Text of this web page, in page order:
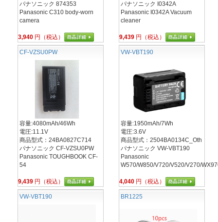
パナソニック 874353
Panasonic C310 body-worn
camera
3,940 円（税込）
パナソニック I0342A
Panasonic I0342A Vacuum
cleaner
9,439 円（税込）
CF-VZSU0PW
容量:4080mAh/46Wh
電圧:11.1V
商品型式：24BA0827C714
パナソニック CF-VZSU0PW
Panasonic TOUGHBOOK CF-
54
9,439 円（税込）
VW-VBT190
容量:1950mAh/7Wh
電圧:3.6V
商品型式：2504BA0134C_Oth
パナソニック VW-VBT190
Panasonic
W570/W850/V720/V520/V270/
4,040 円（税込）
VW-VBT190 BR1225